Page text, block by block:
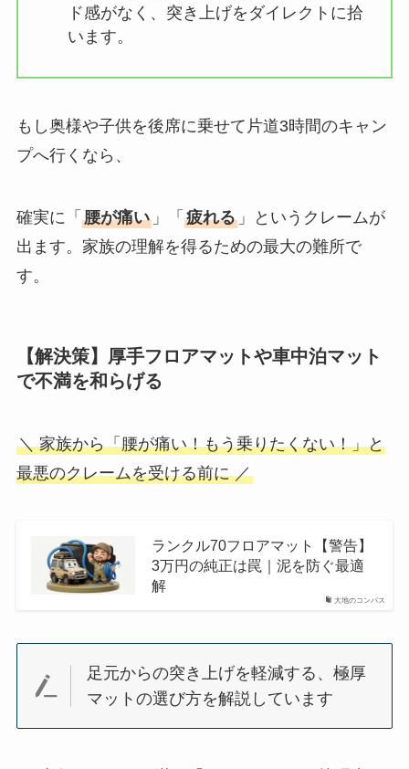
ド感がなく、突き上げをダイレクトに拾
います。
もし奥様や子供を後席に乗せて片道3時間のキャン
プへ行くなら、
確実に「 腰が痛い」「 疲れる」というクレームが
出ます。家族の理解を得るための最大の難所で
す。
【解決策】厚手フロアマットや車中泊マット
で不満を和らげる
＼ 家族から「腰が痛い！もう乗りたくない！」と
最悪のクレームを受ける前に ／
大地のコンパス
ランクル70フロアマット【警告】
3万円の純正は罠｜泥を防ぐ最適
解
足元からの突き上げを軽減する、極厚
マットの選び方を解説しています